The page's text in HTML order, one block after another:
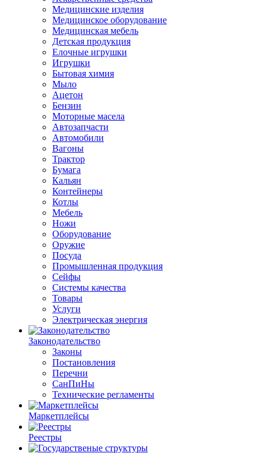
Медицинские изделия
Медицинское оборудование
Медицинская мебель
Детская продукция
Елочные игрушки
Игрушки
Бытовая химия
Мыло
Ацетон
Бензин
Моторные масела
Автозапчасти
Автомобили
Вагоны
Трактор
Бумага
Кальян
Контейнеры
Котлы
Мебель
Ножи
Оборудование
Оружие
Посуда
Промышленная продукция
Сейфы
Системы качества
Товары
Услуги
Электрическая энергия
Законодательство
Законы
Постановления
Перечни
СанПиНы
Технические регламенты
Маркетплейсы
Реестры